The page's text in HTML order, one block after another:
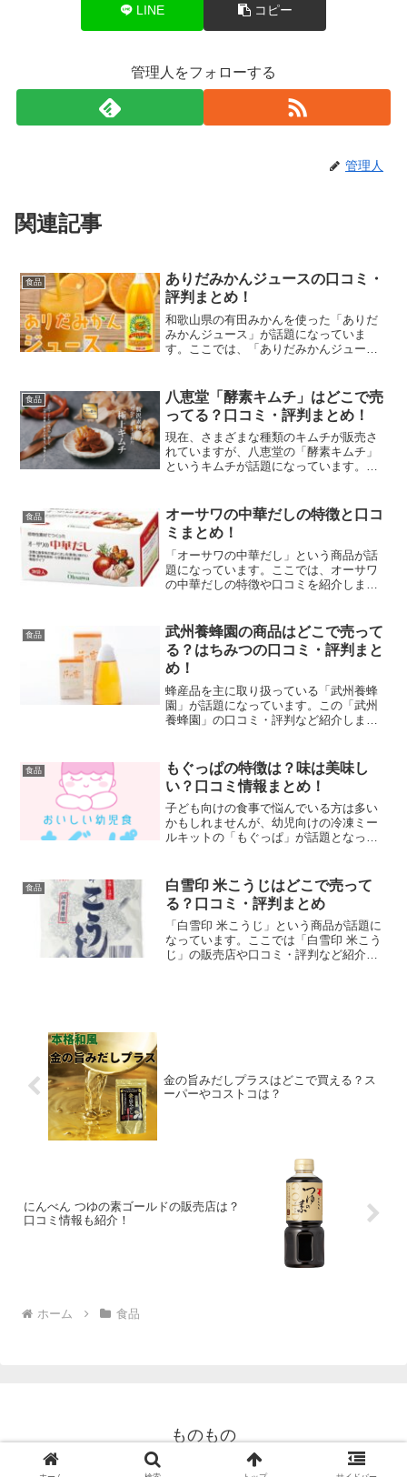
LINE コピー
管理人をフォローする
管理人
関連記事
食品
ありだみかんジュースの口コミ・
評判まとめ！
和歌山県の有田みかんを使った「ありだ
みかんジュース」が話題になっていま
す。ここでは、「ありだみかんジュー
食品
八恵堂「酵素キムチ」はどこで売
ってる？口コミ・評判まとめ！
現在、さまざまな種類のキムチが販売さ
れていますが、八恵堂の「酵素キムチ」
というキムチが話題になっています。こ
食品
オーサワの中華だしの特徴と口コ
ミまとめ！
「オーサワの中華だし」という商品が話
題になっています。ここでは、オーサワ
の中華だしの特徴や口コミを紹介しま
食品
武州養蜂園の商品はどこで売って
る？はちみつの口コミ・評判まと
め！
蜂産品を主に取り扱っている「武州養蜂
園」が話題になっています。この「武州
養蜂園」の口コミ・評判など紹介しま
食品
もぐっぱの特徴は？味は美味し
い？口コミ情報まとめ！
子ども向けの食事で悩んでいる方は多い
かもしれませんが、幼児向けの冷凍ミー
ルキットの「もぐっぱ」が話題となって
食品
白雪印 米こうじはどこで売って
る？口コミ・評判まとめ
「白雪印 米こうじ」という商品が話題に
なっています。ここでは「白雪印 米こう
じ」の販売店や口コミ・評判など紹介し
金の旨みだしプラスはどこで買える？ス
ーパーやコストコは？
にんべん つゆの素ゴールドの販売店は？
口コミ情報も紹介！
ホーム 食品
ものもの
© 2023 ものもの.